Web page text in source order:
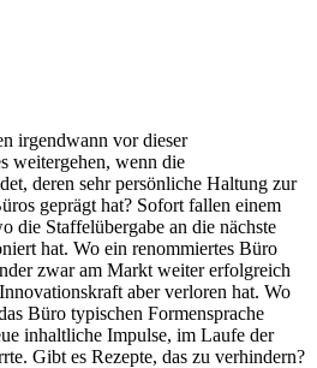
irgendwann vor dieser
weitergehen, wenn die
deren sehr persönliche Haltung zur
geprägt hat? Sofort fallen einem
die Staffelübergabe an die nächste
hat. Wo ein renommiertes Büro
zwar am Markt weiter erfolgreich
aber verloren hat. Wo
Büro typischen Formensprache
inhaltliche Impulse, im Laufe der
Gibt es Rezepte, das zu verhindern?